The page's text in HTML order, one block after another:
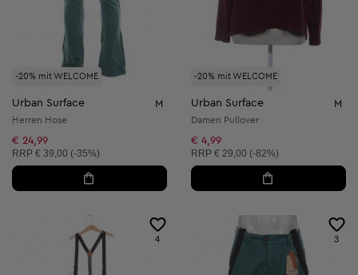
-20% mit WELCOME
Urban Surface M
Herren Hose
€ 24,99
Unverbindliche Preisempfehlung:
RRP € 39,00 (-35%)
-20% mit WELCOME
Urban Surface M
Damen Pullover
€ 4,99
Unverbindliche Preisempfehlung:
RRP € 29,00 (-82%)
4 3